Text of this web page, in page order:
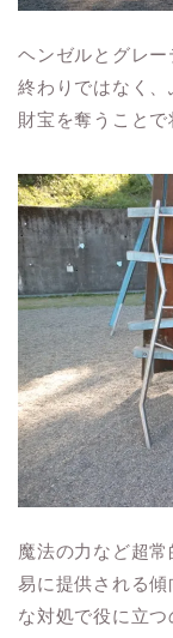
ヘンゼルとグレ
終わりではなく、
財宝を奪うことで
魔法の力など超
易に提供される
な対処で役に立つ